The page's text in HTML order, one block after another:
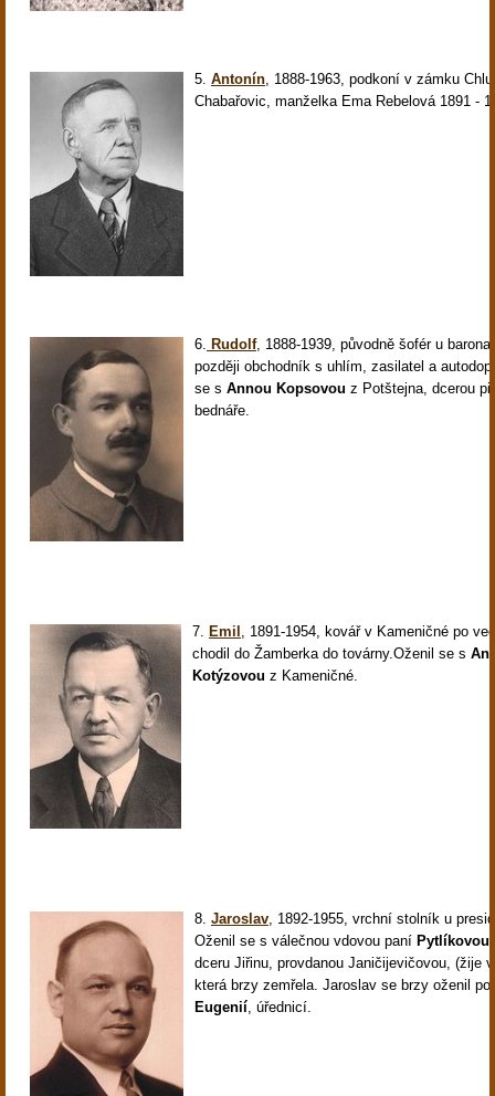
5. Antonín, 1888-1963, podkoní v zámku
Chabařovic, manželka Ema Rebelová 1891 -
6. Rudolf, 1888-1939, původně šofér u
později obchodník s uhlím, zasilatel a
se s Annou Kopsovou z Potštejna, dcerou
bednáře.
7. Emil , 1891-1954, kovář v Kameničné po
chodil do Žamberka do továrny.Oženil se s
Kotýzovou z Kameničné.
8. Jaroslav, 1892-1955, vrchní stolník u
Oženil se s válečnou vdovou paní Pytlíkovou
dceru Jiřinu, provdanou Janičijevičovou, (žije
která brzy zemřela. Jaroslav se brzy oženil
Eugenií, úřednicí.